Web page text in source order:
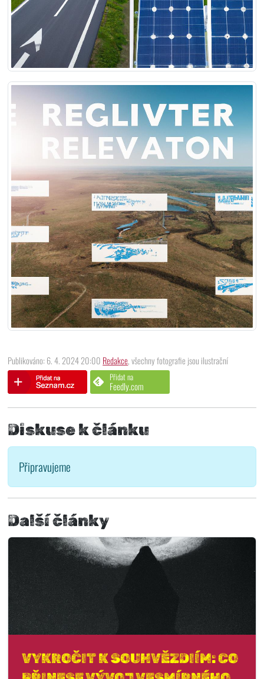
Publikováno: 6. 4. 2024 20:00 Redakce, všechny fotografie jsou ilustrační
Přidat na
Feedly.com
Diskuse k článku
Připravujeme
Další články
VYKROČIT K SOUHVĚZDIÍM: CO